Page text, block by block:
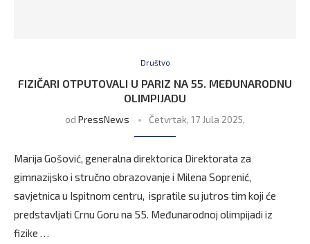
Društvo
FIZIČARI OTPUTOVALI U PARIZ NA 55. MEĐUNARODNU
OLIMPIJADU
od PressNews Četvrtak, 17 Jula 2025,
Marija Gošović, generalna direktorica Direktorata za
gimnazijsko i stručno obrazovanje i Milena Soprenić,
savjetnica u Ispitnom centru, ispratile su jutros tim koji će
predstavljati Crnu Goru na 55. Međunarodnoj olimpijadi iz
fizike …